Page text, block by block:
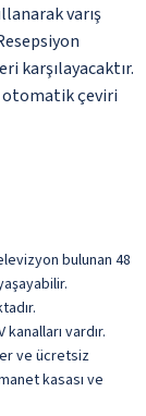
varış
karşılayacaktır.
otomatik çeviri
bulunan 48
vardır.
ve ücretsiz
kasası ve